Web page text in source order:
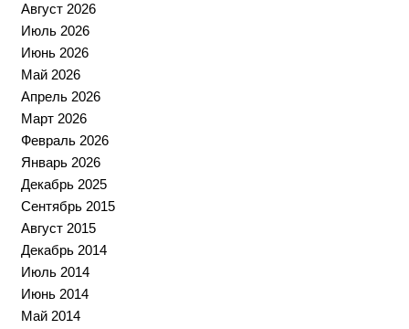
Август 2026
Июль 2026
Июнь 2026
Май 2026
Апрель 2026
Март 2026
Февраль 2026
Январь 2026
Декабрь 2025
Сентябрь 2015
Август 2015
Декабрь 2014
Июль 2014
Июнь 2014
Май 2014